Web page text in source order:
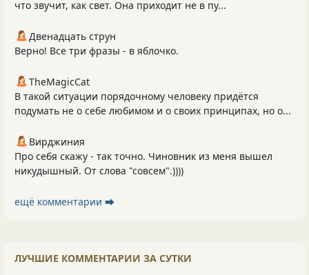
что звучит, как свет. Она приходит не в пу...
Двенадцать струн
Верно! Все три фразы - в яблочко.
TheMagicCat
В такой ситуации порядочному человеку придётся
подумать не о себе любимом и о своих принципах, но о...
Вирджиния
Про себя скажу - так точно. Чиновник из меня вышел
никудышный. От слова "совсем".))))
ещё комментарии ⮕
ЛУЧШИЕ КОММЕНТАРИИ ЗА СУТКИ